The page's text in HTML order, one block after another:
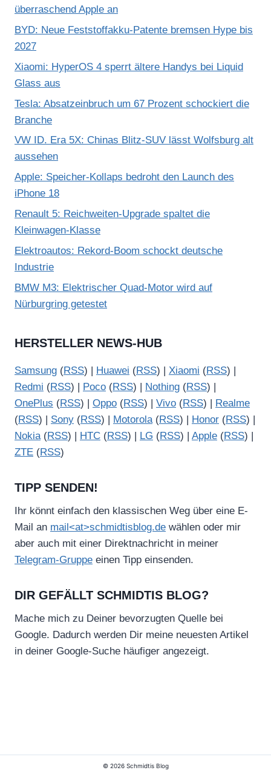
überraschend Apple an
BYD: Neue Feststoffakku-Patente bremsen Hype bis
2027
Xiaomi: HyperOS 4 sperrt ältere Handys bei Liquid
Glass aus
Tesla: Absatzeinbruch um 67 Prozent schockiert die
Branche
VW ID. Era 5X: Chinas Blitz-SUV lässt Wolfsburg alt
aussehen
Apple: Speicher-Kollaps bedroht den Launch des
iPhone 18
Renault 5: Reichweiten-Upgrade spaltet die
Kleinwagen-Klasse
Elektroautos: Rekord-Boom schockt deutsche
Industrie
BMW M3: Elektrischer Quad-Motor wird auf
Nürburgring getestet
HERSTELLER NEWS-HUB
Samsung (RSS) | Huawei (RSS) | Xiaomi (RSS) |
Redmi (RSS) | Poco (RSS) | Nothing (RSS) |
OnePlus (RSS) | Oppo (RSS) | Vivo (RSS) |
Realme
(RSS) | Sony (RSS) | Motorola(RSS) | Honor (RSS) |
Nokia(RSS) | HTC (RSS) | LG (RSS) | Apple (RSS) |
ZTE (RSS)
TIPP SENDEN!
Ihr könnt einfach den klassischen Weg über eine E-
Mail an mail<at>schmidtisblog.de wählen oder mir
aber auch mit einer Direktnachricht in meiner
Telegram-Gruppe einen Tipp einsenden.
DIR GEFÄLLT SCHMIDTIS BLOG?
Mache mich zu Deiner bevorzugten Quelle bei
Google. Dadurch werden Dir meine neuesten Artikel
in deiner Google-Suche häufiger angezeigt.
© 2026 Schmidtis Blog